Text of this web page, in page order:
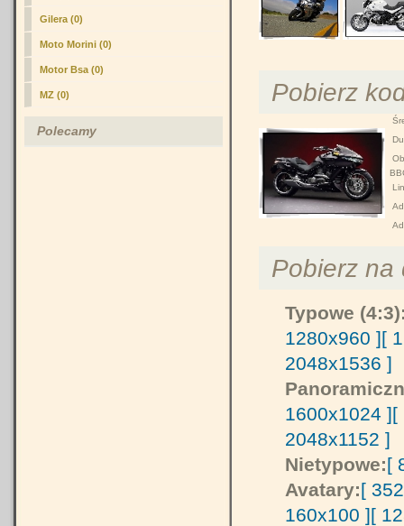
Gilera (0)
Moto Morini (0)
Motor Bsa (0)
MZ (0)
Polecamy
Pobierz
Pobierz na
Typowe
1280x960 ][
2048x1536 ]
1600x1024 ][
2048x1152 ]
Nietypowe:[
Avatary:[
160x100 ][